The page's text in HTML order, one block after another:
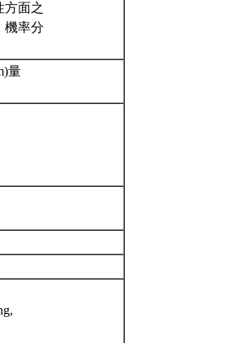
方面之
機率分
量